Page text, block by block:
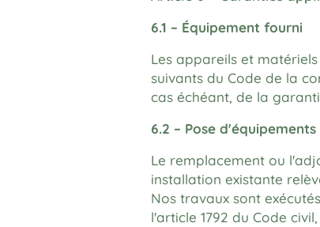
6.1 – Équipement fourni
Les appareils et
suivants du Code de la
cas échéant, de la
6.2 – Pose
Le remplacement ou
installation existante
Nos travaux sont
l'article 1792 du Code